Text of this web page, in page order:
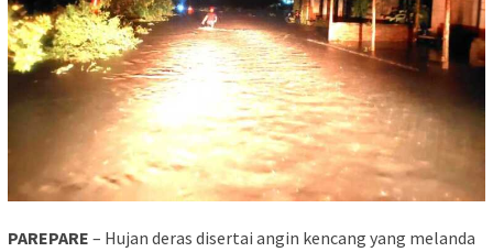
PAREPARE – Hujan deras disertai angin kencang yang melanda